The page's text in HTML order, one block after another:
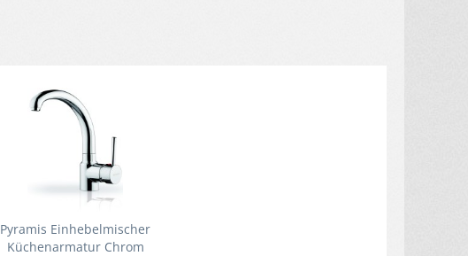
Pyramis Einhebelmischer
Küchenarmatur Chrom